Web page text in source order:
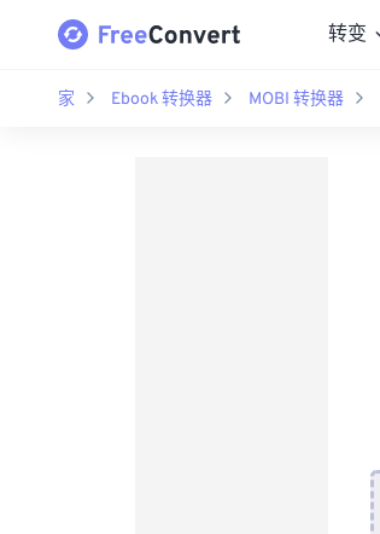
转变
家 Ebook 转换器 MOBI 转换器